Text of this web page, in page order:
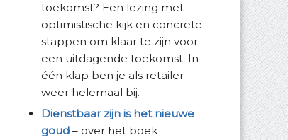
toekomst? Een lezing met
optimistische kijk en concrete
stappen om klaar te zijn voor
een uitdagende toekomst. In
één klap ben je als retailer
weer helemaal bij.
Dienstbaar zijn is het nieuwe
goud – over het boek